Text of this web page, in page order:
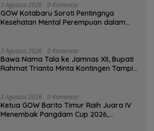
3 Agustus 2026 0 Komentar
GOW Kotabaru Soroti Pentingnya
Kesehatan Mental Perempuan dalam
3 Agustus 2026 0 Komentar
Bawa Nama Tala ke Jamnas XII, Bupati
Rahmat Trianto Minta Kontingen Tampil
3 Agustus 2026 0 Komentar
Ketua GOW Barito Timur Raih Juara IV
Menembak Pangdam Cup 2026,